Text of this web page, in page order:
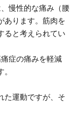
慢性的な痛み（腰
あります。筋肉を
ると考えられてい
症の痛みを軽減
た運動ですが、そ